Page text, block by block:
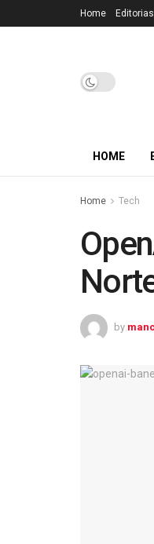
Home Editorias
HOME
Home Tech
by